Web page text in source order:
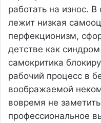
работать на износ.
лежит низкая
перфекционизм,
детстве как
самокритика
рабочий процесс в
воображаемой
вовремя не
профессиональное